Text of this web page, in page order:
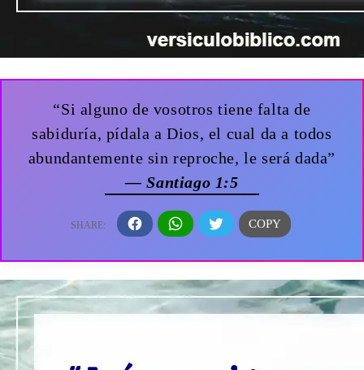
“Si alguno de vosotros tiene falta de
sabiduría, pídala a Dios, el cual da a todos
abundantemente sin reproche, le será dada”
— Santiago 1:5